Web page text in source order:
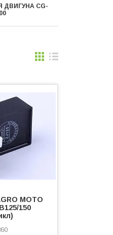
CG-
MOTO
150